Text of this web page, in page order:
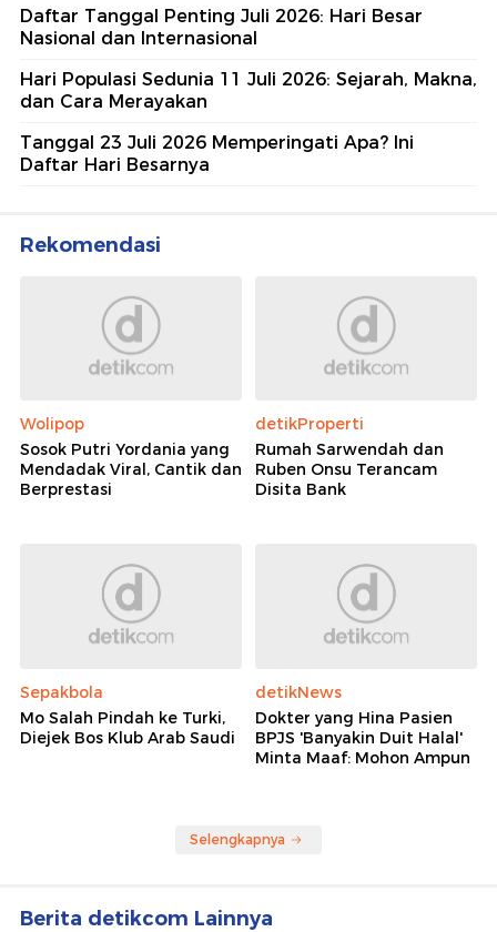
Daftar Tanggal Penting Juli 2026: Hari Besar
Nasional dan Internasional
Hari Populasi Sedunia 11 Juli 2026: Sejarah, Makna,
dan Cara Merayakan
Tanggal 23 Juli 2026 Memperingati Apa? Ini
Daftar Hari Besarnya
Rekomendasi
Wolipop
Sosok Putri Yordania yang
Mendadak Viral, Cantik dan
Berprestasi
detikProperti
Rumah Sarwendah dan
Ruben Onsu Terancam
Disita Bank
Sepakbola
Mo Salah Pindah ke Turki,
Diejek Bos Klub Arab Saudi
detikNews
Dokter yang Hina Pasien
BPJS 'Banyakin Duit Halal'
Minta Maaf: Mohon Ampun
Selengkapnya
Berita detikcom Lainnya